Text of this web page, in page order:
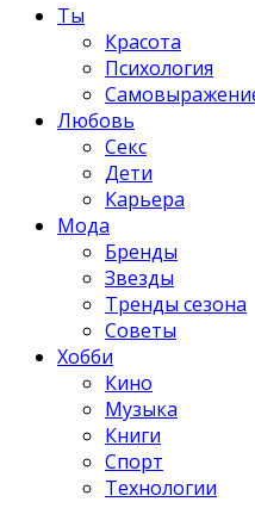
Ты
Красота
Психология
Любовь
Секс
Дети
Карьера
Мода
Бренды
Звезды
Тренды сезона
Советы
Хобби
Кино
Музыка
Книги
Спорт
Технологии